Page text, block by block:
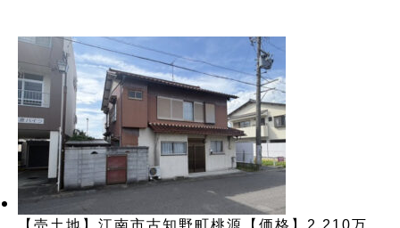
【売土地】江南市古知野町桃源【価格】2,210万